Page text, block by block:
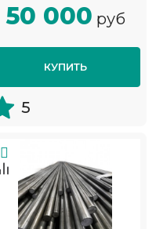
50 000 руб
КУПИТЬ
5